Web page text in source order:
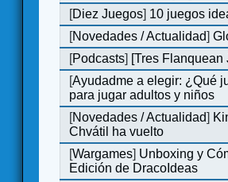
[Diez Juegos] 10 juegos
[Novedades / Actualidad]
[Podcasts] [Tres
[Ayudadme a elegir: ¿Qué
para jugar adultos y niños
[Novedades / Actualidad]
Chvátil ha vuelto
[Wargames] Unboxing y
Edición de DracoIdeas